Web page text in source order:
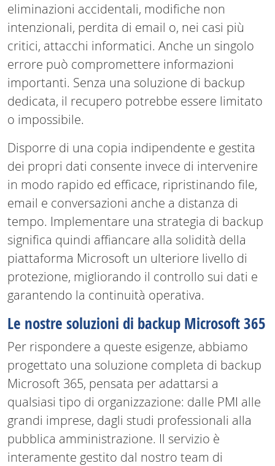
eliminazioni accidentali, modifiche non
intenzionali, perdita di email o, nei casi più
critici, attacchi informatici. Anche un singolo
errore può compromettere informazioni
importanti. Senza una soluzione di backup
dedicata, il recupero potrebbe essere limitato
o impossibile.
Disporre di una copia indipendente e gestita
dei propri dati consente invece di intervenire
in modo rapido ed efficace, ripristinando file,
email e conversazioni anche a distanza di
tempo. Implementare una strategia di backup
significa quindi affiancare alla solidità della
piattaforma Microsoft un ulteriore livello di
protezione, migliorando il controllo sui dati e
garantendo la continuità operativa.
Le nostre soluzioni di backup Microsoft 365
Per rispondere a queste esigenze, abbiamo
progettato una soluzione completa di backup
Microsoft 365, pensata per adattarsi a
qualsiasi tipo di organizzazione: dalle PMI alle
grandi imprese, dagli studi professionali alla
pubblica amministrazione. Il servizio è
interamente gestito dal nostro team di